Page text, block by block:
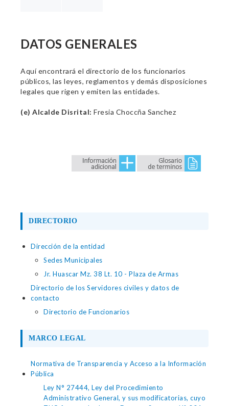
DATOS GENERALES
Aquí encontrará el directorio de los funcionarios
públicos, las leyes, reglamentos y demás disposiciones
legales que rigen y emiten las entidades.
(e) Alcalde Disrital: Fresia Choccña Sanchez
DIRECTORIO
Dirección de la entidad
Sedes Municipales
Jr. Huascar Mz. 38 Lt. 10 - Plaza de Armas
Directorio de los Servidores civiles y datos de
contacto
Directorio de Funcionarios
MARCO LEGAL
Normativa de Transparencia y Acceso a la Información
Pública
Ley N° 27444, Ley del Procedimiento
Administrativo General, y sus modificatorias, cuyo